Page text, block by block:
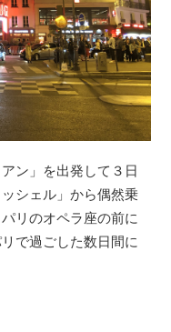
ン」を出発して３日
シェル」から偶然乗
リのオペラ座の前に
で過ごした数日間に